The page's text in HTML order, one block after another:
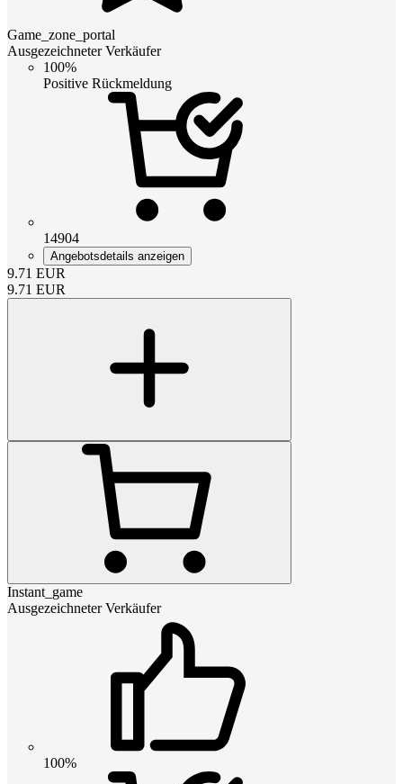
Game_zone_portal
Ausgezeichneter Verkäufer
100%
Positive Rückmeldung
14904
Angebotsdetails anzeigen
9.71 EUR
9.71 EUR
Instant_game
Ausgezeichneter Verkäufer
100%